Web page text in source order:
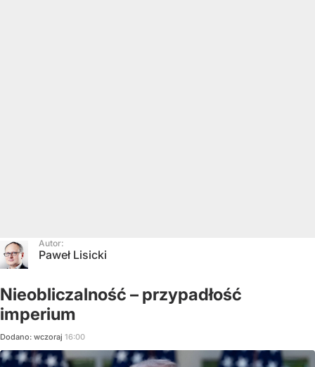
Autor:
Paweł Lisicki
Nieobliczalność – przypadłość
imperium
Dodano: wczoraj 16:00